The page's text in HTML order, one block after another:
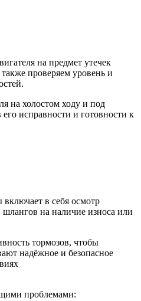
на предмет утечек
проверяем уровень и
на холостом ходу и под
исправности и готовности к
в себя осмотр
на наличие износа или
тормозов, чтобы
надёжное и безопасное
проблемами: